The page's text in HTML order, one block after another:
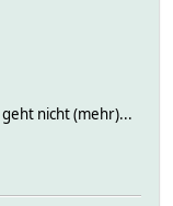
nicht (mehr)...